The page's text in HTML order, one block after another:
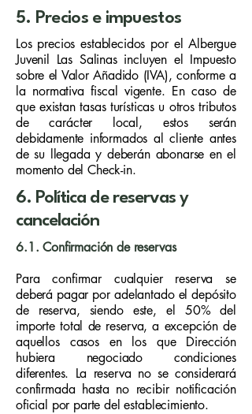
5. Precios e impuestos
Los precios establecidos por el Albergue
Juvenil Las Salinas incluyen el Impuesto
sobre el Valor Añadido (IVA), conforme a
la normativa fiscal vigente. En caso de
que existan tasas turísticas u otros tributos
de carácter local, estos serán
debidamente informados al cliente antes
de su llegada y deberán abonarse en el
momento del Check-in.
6. Política de reservas y
cancelación
6.1. Confirmación de reservas
Para confirmar cualquier reserva se
deberá pagar por adelantado el depósito
de reserva, siendo este, el 50% del
importe total de reserva, a excepción de
aquellos casos en los que Dirección
hubiera negociado condiciones
diferentes. La reserva no se considerará
confirmada hasta no recibir notificación
oficial por parte del establecimiento.